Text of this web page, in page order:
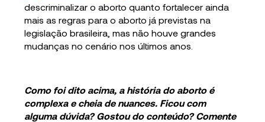
descriminalizar o aborto quanto fortalecer ainda
mais as regras para o aborto já previstas na
legislação brasileira, mas não houve grandes
mudanças no cenário nos últimos anos.
Como foi dito acima, a história do aborto é
complexa e cheia de nuances. Ficou com
alguma dúvida? Gostou do conteúdo? Comente